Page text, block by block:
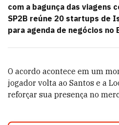
com a bagunça das viagens
SP2B reúne 20 startups de
para agenda de negócios no
O acordo acontece em um
jogador volta ao Santos e a
reforçar sua presença no